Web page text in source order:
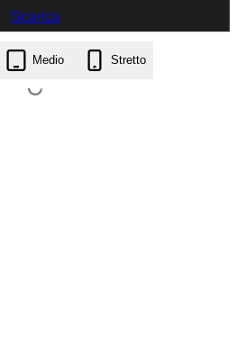
Scarica
Medio Stretto